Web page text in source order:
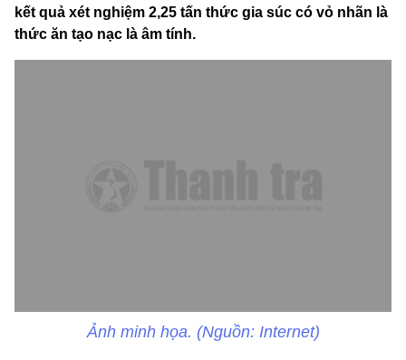
kết quả xét nghiệm 2,25 tấn thức gia súc có vỏ nhãn là
thức ăn tạo nạc là âm tính.
Ảnh minh họa. (Nguồn: Internet)